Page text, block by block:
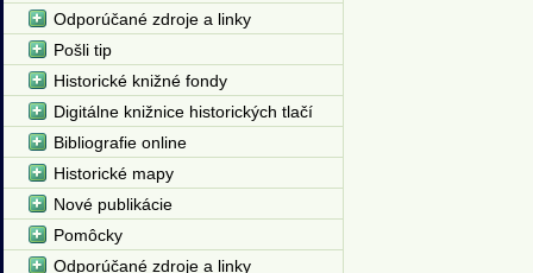
Odporúčané zdroje a linky
Pošli tip
Historické knižné fondy
Digitálne knižnice historických tlačí
Bibliografie online
Historické mapy
Nové publikácie
Pomôcky
Odporúčané zdroje a linky